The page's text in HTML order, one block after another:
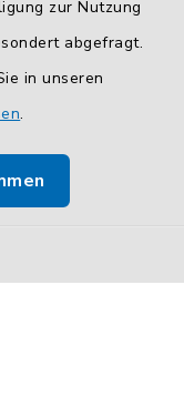
zur Nutzung
abgefragt.
in unseren
.